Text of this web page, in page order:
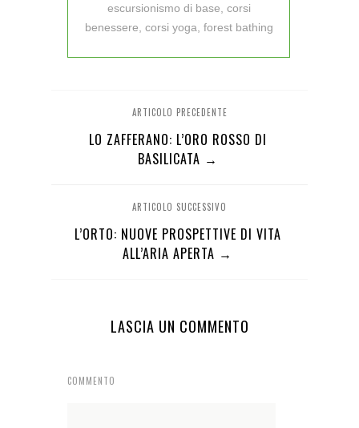
escursionismo di base, corsi
benessere, corsi yoga, forest bathing
ARTICOLO PRECEDENTE
LO ZAFFERANO: L’ORO ROSSO DI
BASILICATA →
ARTICOLO SUCCESSIVO
L’ORTO: NUOVE PROSPETTIVE DI VITA
ALL’ARIA APERTA →
LASCIA UN COMMENTO
COMMENTO